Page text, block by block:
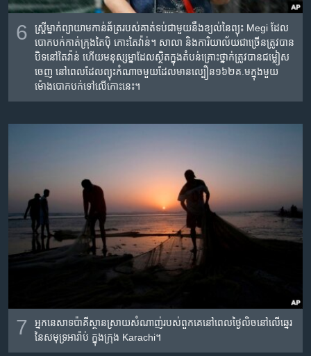
6
ស្រ្តី​ម្នាក់​ព្យាយាម​កាន់​ឆ័ត្រ​របស់​គាត់​ទប់​ជាមួយ​នឹង​ខ្យល់​នៃ​ព្យុះ Megi ដែល​
បោកបក់​កាត់​ក្រុង​តៃប៉ិ កោះ​តៃវ៉ាន់។ សាលា និង​ការិយាល័យ​ជាច្រើន​ត្រូវ​បាន​
បិទ​នៅ​តៃវ៉ាន់ ហើយ​មនុស្ស​ម្នា​ដែល​ស្ថិត​ក្នុង​តំបន់​គ្រោះថ្នាក់​ត្រូវ​បាន​ជម្លៀស​
ចេញ នៅ​ពេល​ដែល​ព្យុះ​កំណាច​មួយ​ដែល​មាន​ល្បឿន​១៦២គ.ម​ក្នុង​មួយ​
ម៉ោង​បោកបក់​ទៅ​លើ​កោះ​នេះ។
7
អ្នក​នេសាទ​ប៉ាគីស្ថាន​ស្រាយ​សំណាញ់​របស់​ពួកគេ​នៅ​ពេល​ថ្ងៃ​លិច​នៅ​លើ​ឆ្នេរ​
នៃ​សមុទ្រ​អារ៉ាប់ ក្នុង​ក្រុង Karachi។